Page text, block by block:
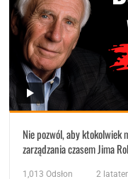
Nie pozwól, aby ktokolwiek
zarządzania czasem Jima
1,013 Odsłon 2